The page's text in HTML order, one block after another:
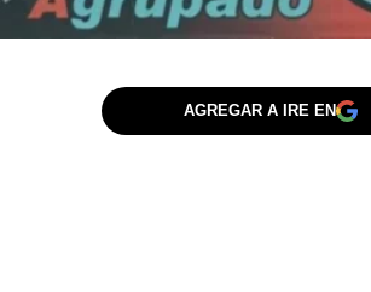
AGREGAR A IRE EN